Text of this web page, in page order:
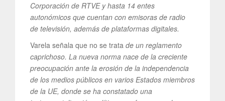
Corporación de RTVE y hasta 14 entes
autonómicos que cuentan con emisoras de radio
de televisión, además de plataformas digitales.
Varela señala que no se trata de un reglamento
caprichoso. La nueva norma nace de la creciente
preocupación ante la erosión de la independencia
de los medios públicos en varios Estados miembros
de la UE, donde se ha constatado una